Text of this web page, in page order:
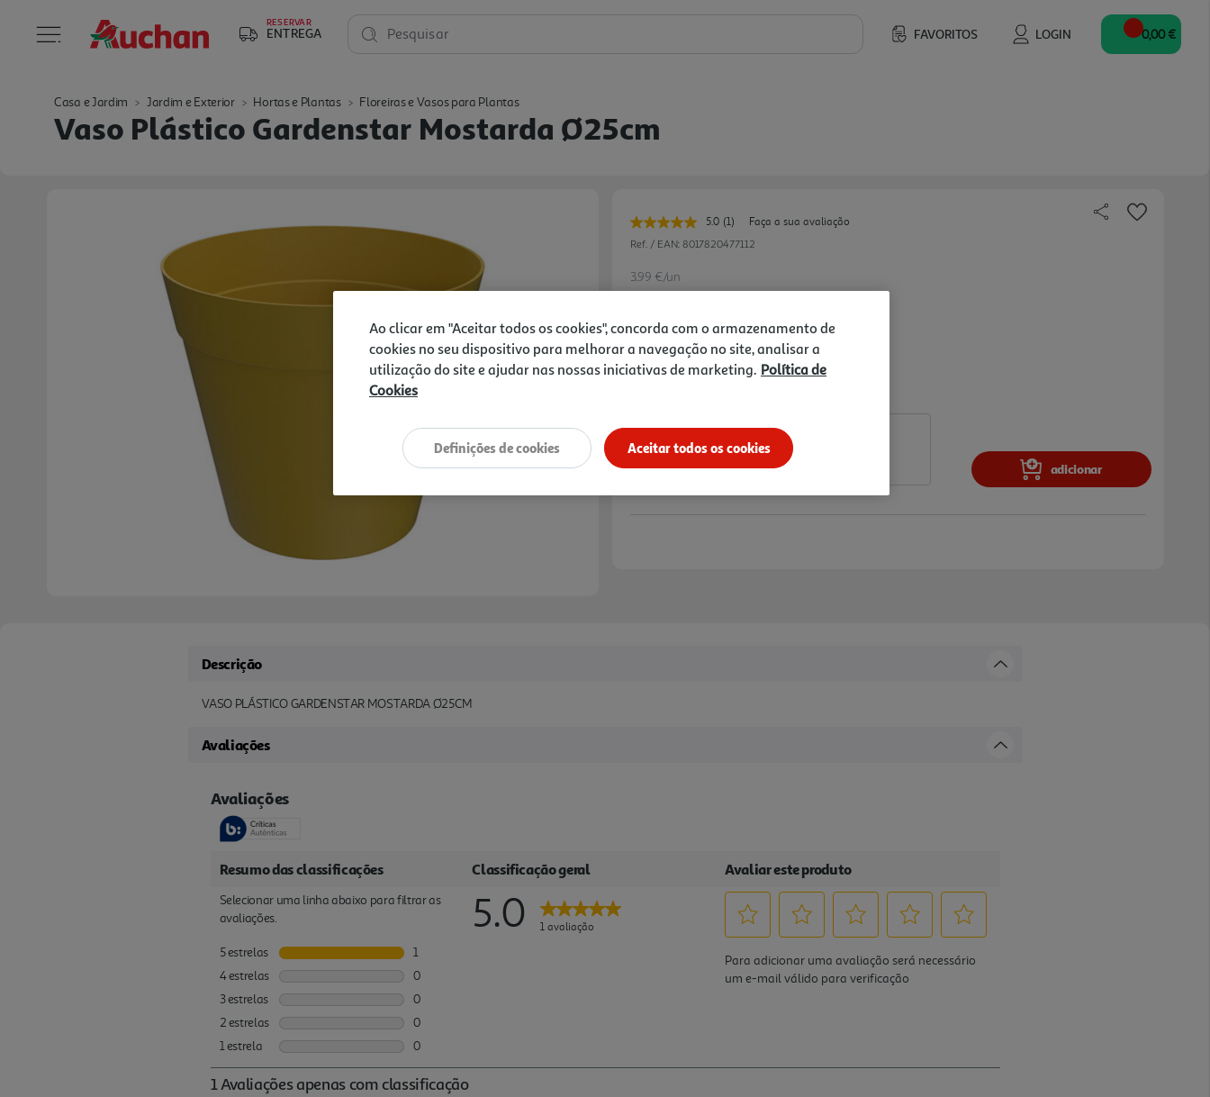
RESERVAR
ENTREGA FAVORITOS LOGIN
Pesquisar 0,00 €
Casa e Jardim Jardim e Exterior Hortas e Plantas Floreiras e Vasos para Plantas
Vaso Plástico Gardenstar Mostarda Ø25cm
5.0 Leu
uma
para
página.
(1)
Faça a sua avaliação
Ref. / EAN: 8017820477112
3.99 €/un
3,99 €
adicionar
Descrição
VASO PLÁSTICO GARDENSTAR MOSTARDA Ø25CM
Avaliações
Ao clicar em "Aceitar todos os cookies", concorda com o armazenamento de
cookies no seu dispositivo para melhorar a navegação no site, analisar a
utilização do site e ajudar nas nossas iniciativas de marketing. Política de
Cookies
Aceitar todos os cookies
Definições de cookies